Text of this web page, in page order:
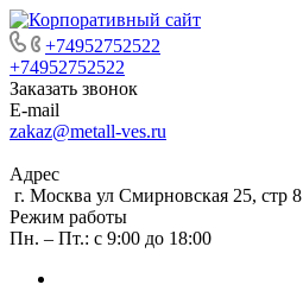
+74952752522
+74952752522
Заказать звонок
E-mail
zakaz@metall-ves.ru
Адрес
г. Москва ул Смирновская 25, стр 8
Режим работы
Пн. – Пт.: с 9:00 до 18:00